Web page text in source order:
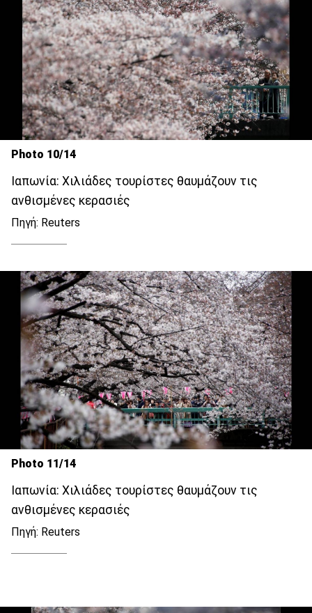
Photo 10/14
Ιαπωνία: Χιλιάδες τουρίστες θαυμάζουν τις
ανθισμένες κερασιές
Πηγή: Reuters
Photo 11/14
Ιαπωνία: Χιλιάδες τουρίστες θαυμάζουν τις
ανθισμένες κερασιές
Πηγή: Reuters